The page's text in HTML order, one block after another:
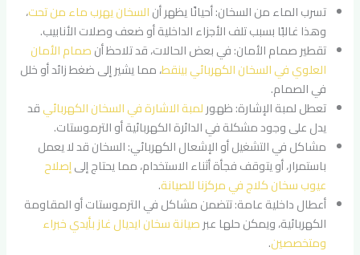
تسرب الماء من السخان: أحيانًا يظهر أنالسخان يهرب ماء من تحت،
وهذا غالبًا بسبب تلف الأجزاء الداخلية أو ضعف وصلات الأنابيب.
تقطير صمام الأمان: في بعض الحالات، قد تلاحظ أنصمام الأمان
العلوي في السخان الكهربائي بينقط، مما يشير إلى ضغط زائد أو خلل
في الصمام.
تعطل لمبة الإشارة: ظهورلمبة الاشارة في السخان الكهربائيقد
يدل على وجود مشكلة في الدائرة الكهربائية أو الترموستات.
مشاكل في التشغيل أو الإشعال الكهربائي: السخان قد لا يعمل
باستمرار، أو يتوقف فجأة أثناء الاستخدام، مما يحتاج إلىإصلاح
عيوب سخان كلاج في مركزنا للصيانة.
أعطال داخلية عامة: تتضمن مشاكل في الترموستات أو المقاومة
الكهربائية، ويمكن حلها عبرصيانة سخان ايديال غاز بأيدي خبراء
ومتخصصين.